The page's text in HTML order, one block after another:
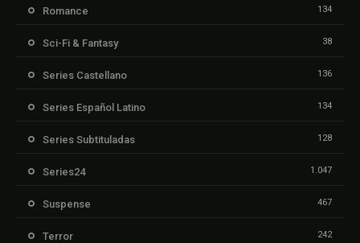
Romance 134
Sci-Fi & Fantasy 38
Series Castellano 136
Series Español Latino 134
Series Subtituladas 128
Series24 1.047
Suspense 467
Terror 242